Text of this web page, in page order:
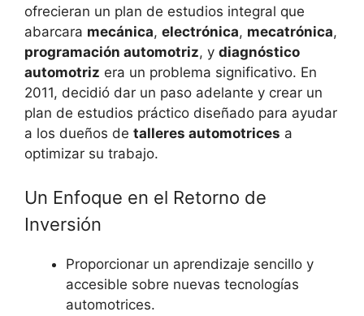
ofrecieran un plan de estudios integral que
abarcara mecánica, electrónica, mecatrónica,
programación automotriz, y diagnóstico
automotriz era un problema significativo. En
2011, decidió dar un paso adelante y crear un
plan de estudios práctico diseñado para ayudar
a los dueños de talleres automotrices a
optimizar su trabajo.
Un Enfoque en el Retorno de
Inversión
Proporcionar un aprendizaje sencillo y
accesible sobre nuevas tecnologías
automotrices.